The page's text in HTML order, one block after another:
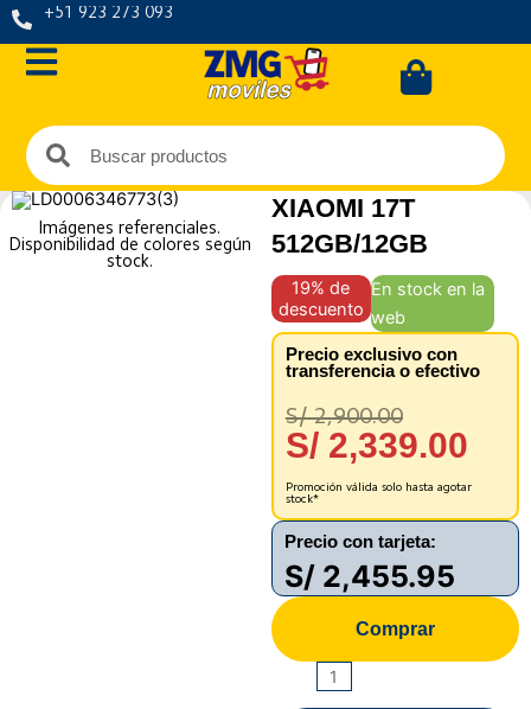
al
contenido
+51 923 273 093
Buscar
Imágenes referenciales.
Disponibilidad de colores según
stock.
XIAOMI 17T
512GB/12GB
19% de
descuento
En stock en la
web
Precio exclusivo con
transferencia o efectivo
S/2,900.00
precio
original
era:
S/
S/2,339.00
es:
S/
Promoción válida solo hasta agotar
stock*
Precio con tarjeta:
S/2,455.95
Comprar